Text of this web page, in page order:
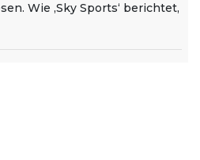
Wie ‚Sky Sports‘ berichtet,